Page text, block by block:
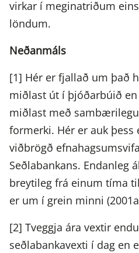
virkar í meginatriðum
löndum.
Neðanmáls
[1] Hér er fjallað um það
miðlast út í þjóðarbúið
miðlast með
formerki. Hér er auk
viðbrögð
Seðlabankans. Endanleg
breytileg frá einum tíma
er um í grein minni
[2] Tveggja ára vextir
seðlabankavexti í dag en